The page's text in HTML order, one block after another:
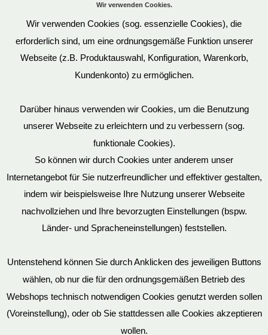
Datenschutz
Mein Konto
Vertrag widerrufen
Wir verwenden Cookies.
Wir verwenden Cookies (sog. essenzielle Cookies), die
erforderlich sind, um eine ordnungsgemäße Funktion unserer
Webseite (z.B. Produktauswahl, Konfiguration, Warenkorb,
Kundenkonto) zu ermöglichen.
Darüber hinaus verwenden wir Cookies, um die Benutzung
unserer Webseite zu erleichtern und zu verbessern (sog.
funktionale Cookies).
So können wir durch Cookies unter anderem unser
Internetangebot für Sie nutzerfreundlicher und effektiver gestalten,
indem wir beispielsweise Ihre Nutzung unserer Webseite
nachvollziehen und Ihre bevorzugten Einstellungen (bspw.
Länder- und Spracheneinstellungen) feststellen.
Untenstehend können Sie durch Anklicken des jeweiligen Buttons
wählen, ob nur die für den ordnungsgemäßen Betrieb des
Webshops technisch notwendigen Cookies genutzt werden sollen
(Voreinstellung), oder ob Sie stattdessen alle Cookies akzeptieren
wollen.